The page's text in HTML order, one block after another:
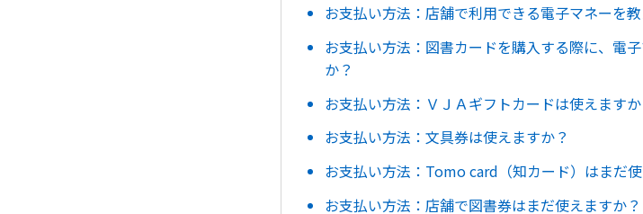
お支払い方法：店舗で利用できる電子マネーを
お支払い方法：図書カードを購入する際に、電
か？
お支払い方法：ＶＪＡギフトカードは使えますか
お支払い方法：文具券は使えますか？
お支払い方法：Tomo card（知カード）はまだ
お支払い方法：店舗で図書券はまだ使えますか？